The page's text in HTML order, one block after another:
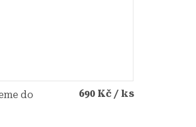
do
690 Kč / ks